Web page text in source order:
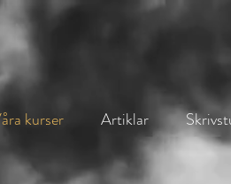
kurser Artiklar